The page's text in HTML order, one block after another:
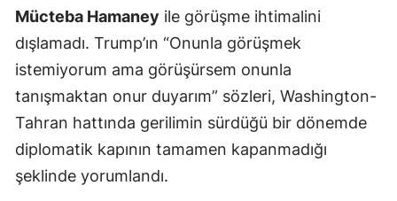
Mücteba Hamaney ile görüşme ihtimalini
dışlamadı. Trump’ın “Onunla görüşmek
istemiyorum ama görüşürsem onunla
tanışmaktan onur duyarım” sözleri, Washington-
Tahran hattında gerilimin sürdüğü bir dönemde
diplomatik kapının tamamen kapanmadığı
şeklinde yorumlandı.